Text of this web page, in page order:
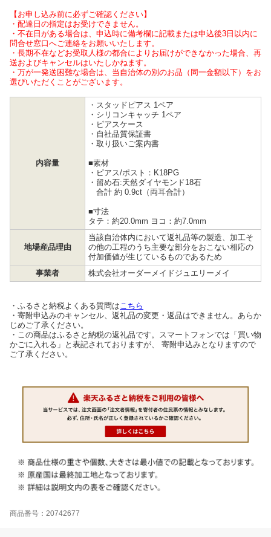
【お申し込み前に必ずご確認ください】
・配達日の指定はお受けできません。
・不在日がある場合は、申込時に備考欄に記載または申込後3日以内に
問合せ窓口へご連絡をお願いいたします。
・長期不在などお受取人様の都合によりお届けができなかった場合、再
送およびキャンセルはいたしかねます。
・万が一発送困難な場合は、当自治体の別のお品（同一金額以下）をお
選びいただくことがございます。
内容量
・スタッドピアス 1ペア
・シリコンキャッチ 1ペア
・ピアスケース
・自社品質保証書
・取り扱いご案内書
■素材
・ピアス/ポスト：K18PG
・留め石:天然ダイヤモンド18石
合計 約 0.9ct（両耳合計）
■寸法
タテ：約20.0mm ヨコ：約7.0mm
地場産品理由
当該自治体内において返礼品等の製造、加工そ
の他の工程のうち主要な部分をおこない相応の
付加価値が生じているものであるため
事業者
株式会社オーダーメイドジュエリーメイ
・ふるさと納税よくある質問は こちら
・寄附申込みのキャンセル、返礼品の変更・返品はできません。あらか
じめご了承ください。
・この商品はふるさと納税の返礼品です。スマートフォンでは「買い物
かごに入れる」と表記されておりますが、 寄附申込みとなりますので
ご了承ください。
商品番号：20742677